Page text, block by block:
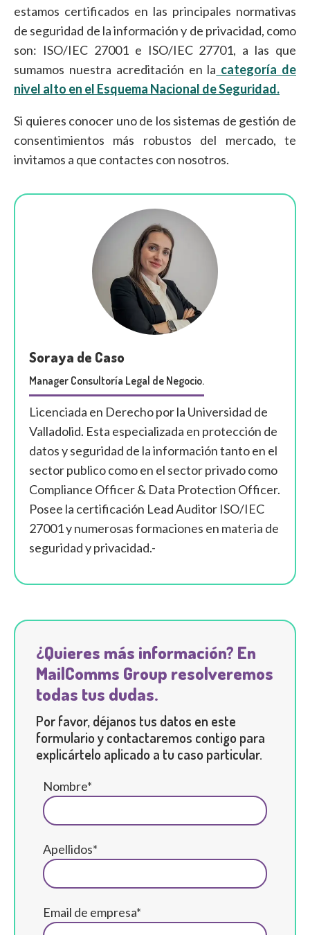
estamos certificados en las principales normativas
de seguridad de la información y de privacidad, como
son: ISO/IEC 27001 e ISO/IEC 27701, a las que
sumamos nuestra acreditación en la categoría de
nivel alto en el Esquema Nacional de Seguridad.
Si quieres conocer uno de los sistemas de gestión de
consentimientos más robustos del mercado, te
invitamos a que contactes con nosotros.
Soraya de Caso
Manager Consultoría Legal de Negocio.
Licenciada en Derecho por la Universidad de
Valladolid. Esta especializada en protección de
datos y seguridad de la información tanto en el
sector publico como en el sector privado como
Compliance Officer & Data Protection Officer.
Posee la certificación Lead Auditor ISO/IEC
27001 y numerosas formaciones en materia de
seguridad y privacidad.-
¿Quieres más información? En
MailComms Group resolveremos
todas tus dudas.
Por favor, déjanos tus datos en este
formulario y contactaremos contigo para
explicártelo aplicado a tu caso particular.
Nombre*
Apellidos*
Email de empresa*